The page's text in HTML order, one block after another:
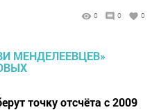
0 0 0
точку отсчёта с 2009